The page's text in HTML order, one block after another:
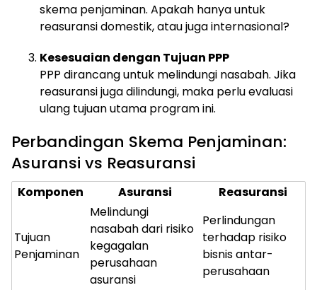
skema penjaminan. Apakah hanya untuk
reasuransi domestik, atau juga internasional?
Kesesuaian dengan Tujuan PPP
PPP dirancang untuk melindungi nasabah. Jika
reasuransi juga dilindungi, maka perlu evaluasi
ulang tujuan utama program ini.
Perbandingan Skema Penjaminan:
Asuransi vs Reasuransi
Komponen Asuransi Reasuransi
Tujuan
Penjaminan
Melindungi
nasabah dari risiko
kegagalan
perusahaan
asuransi
Perlindungan
terhadap risiko
bisnis antar-
perusahaan